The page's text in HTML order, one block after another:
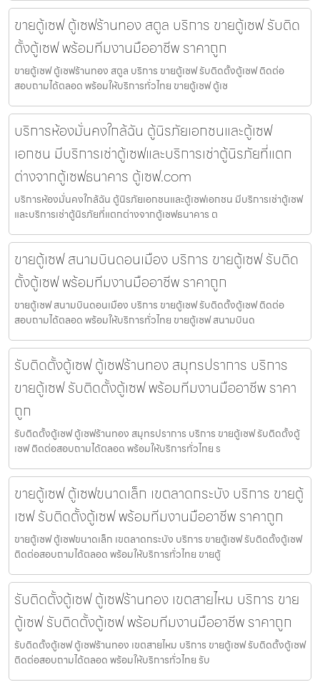
ขายตู้เซฟ ตู้เซฟร้านทอง สตูล บริการ ขายตู้เซฟ รับติด
ตั้งตู้เซฟ พร้อมทีมงานมืออาชีพ ราคาถูก
ขายตู้เซฟ ตู้เซฟร้านทอง สตูล บริการ ขายตู้เซฟ รับติดตั้งตู้เซฟ ติดต่อ
สอบถามได้ตลอด พร้อมให้บริการทั่วไทย ขายตู้เซฟ ตู้เซ
บริการห้องมั่นคงใกล้ฉัน ตู้นิรภัยเอกชนและตู้เซฟ
เอกชน มีบริการเช่าตู้เซฟและบริการเช่าตู้นิรภัยที่แตก
ต่างจากตู้เซฟธนาคาร ตู้เซฟ.com
บริการห้องมั่นคงใกล้ฉัน ตู้นิรภัยเอกชนและตู้เซฟเอกชน มีบริการเช่าตู้เซฟ
และบริการเช่าตู้นิรภัยที่แตกต่างจากตู้เซฟธนาคาร ต
ขายตู้เซฟ สนามบินดอนเมือง บริการ ขายตู้เซฟ รับติด
ตั้งตู้เซฟ พร้อมทีมงานมืออาชีพ ราคาถูก
ขายตู้เซฟ สนามบินดอนเมือง บริการ ขายตู้เซฟ รับติดตั้งตู้เซฟ ติดต่อ
สอบถามได้ตลอด พร้อมให้บริการทั่วไทย ขายตู้เซฟ สนามบินด
รับติดตั้งตู้เซฟ ตู้เซฟร้านทอง สมุทรปราการ บริการ
ขายตู้เซฟ รับติดตั้งตู้เซฟ พร้อมทีมงานมืออาชีพ ราคา
ถูก
รับติดตั้งตู้เซฟ ตู้เซฟร้านทอง สมุทรปราการ บริการ ขายตู้เซฟ รับติดตั้งตู้
เซฟ ติดต่อสอบถามได้ตลอด พร้อมให้บริการทั่วไทย ร
ขายตู้เซฟ ตู้เซฟขนาดเล็ก เขตลาดกระบัง บริการ ขายตู้
เซฟ รับติดตั้งตู้เซฟ พร้อมทีมงานมืออาชีพ ราคาถูก
ขายตู้เซฟ ตู้เซฟขนาดเล็ก เขตลาดกระบัง บริการ ขายตู้เซฟ รับติดตั้งตู้เซฟ
ติดต่อสอบถามได้ตลอด พร้อมให้บริการทั่วไทย ขายตู้
รับติดตั้งตู้เซฟ ตู้เซฟร้านทอง เขตสายไหม บริการ ขาย
ตู้เซฟ รับติดตั้งตู้เซฟ พร้อมทีมงานมืออาชีพ ราคาถูก
รับติดตั้งตู้เซฟ ตู้เซฟร้านทอง เขตสายไหม บริการ ขายตู้เซฟ รับติดตั้งตู้เซฟ
ติดต่อสอบถามได้ตลอด พร้อมให้บริการทั่วไทย รับ